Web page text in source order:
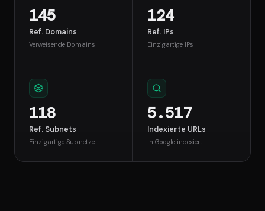
145
Ref. Domains
Verweisende Domains
124
Ref. IPs
Einzigartige IPs
118
Ref. Subnets
Einzigartige Subnetze
5.517
Indexierte URLs
In Google indexiert